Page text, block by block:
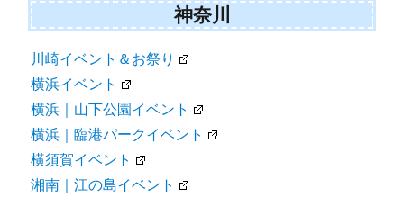
神奈川
川崎イベント＆お祭り
横浜イベント
横浜｜山下公園イベント
横浜｜臨港パークイベント
横須賀イベント
湘南｜江の島イベント